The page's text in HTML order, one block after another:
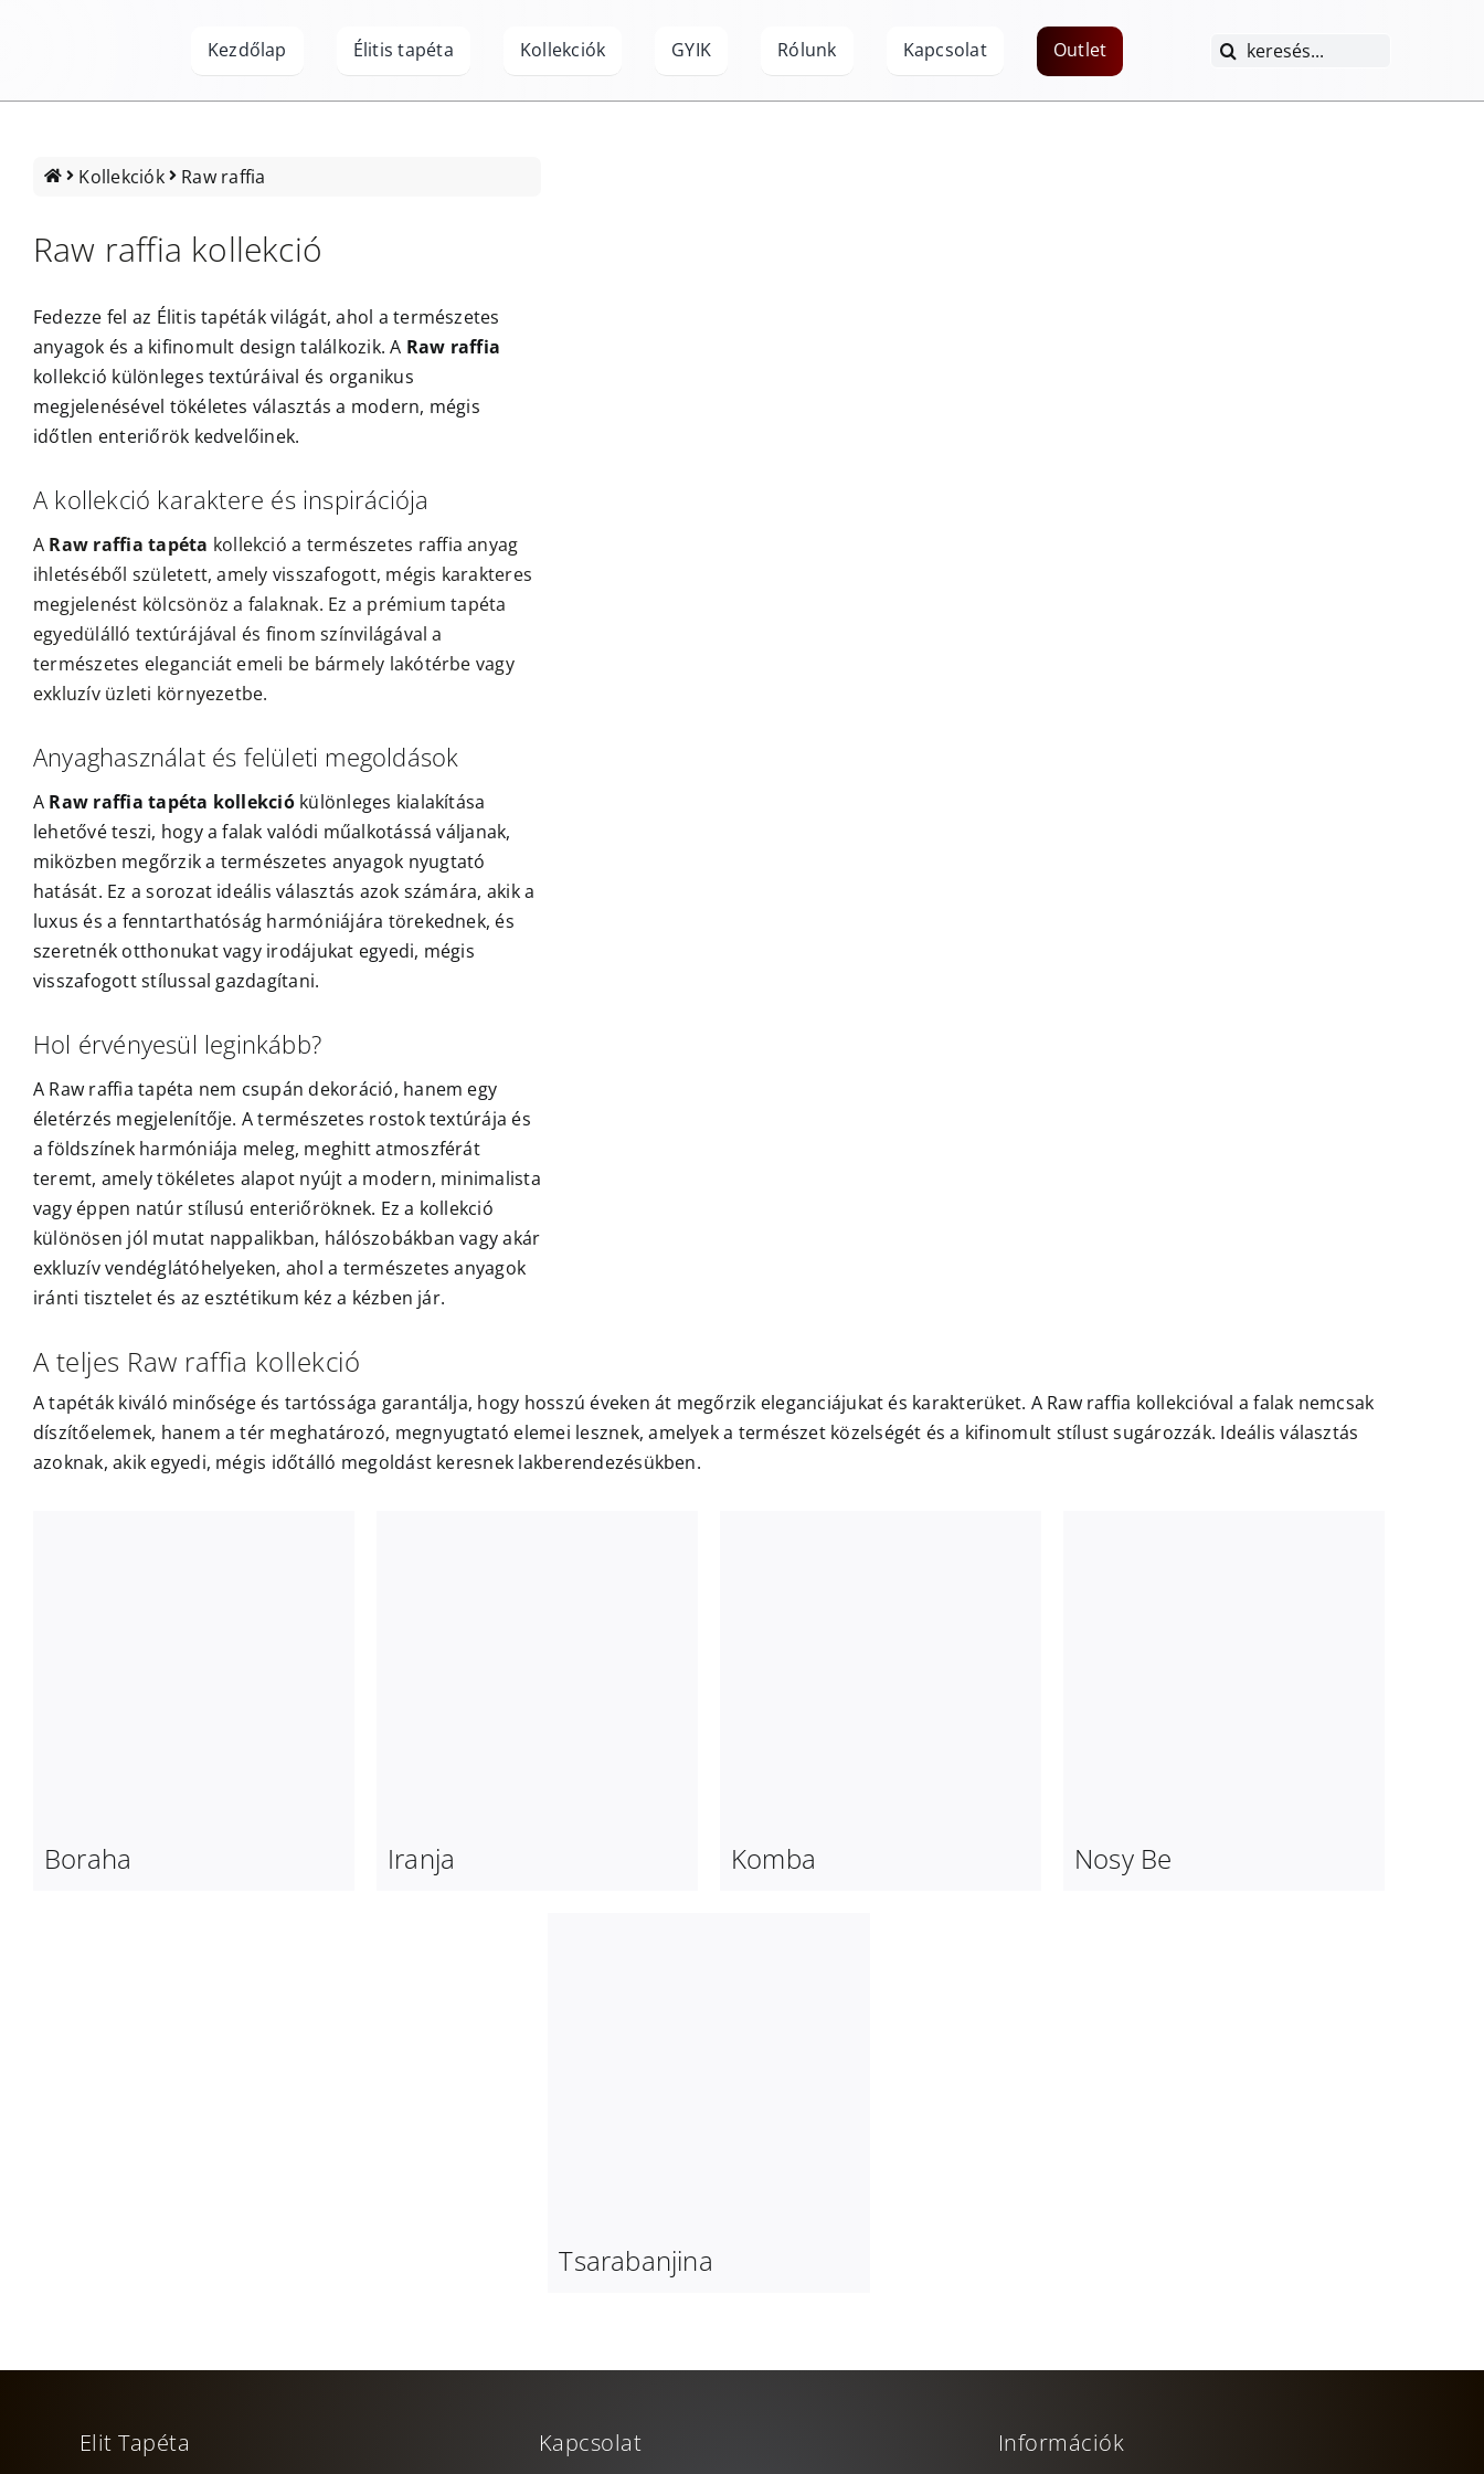
Kezdőlap
Élitis tapéta Kollekciók GYIK Rólunk Kapcsolat Outlet Keresés...
Kollekciók Raw raffia
Raw raffia kollekció
Fedezze fel az Élitis tapétákvilágát, ahol a természetes
anyagok és a kifinomult design találkozik. A Raw raffia
kollekció különleges textúráival és organikus
megjelenésével tökéletes választás a modern, mégis
időtlen enteriőrök kedvelőinek.
A kollekció karaktere és inspirációja
A Raw raffia tapéta kollekció a természetes raffia anyag
ihletéséből született, amely visszafogott, mégis karakteres
megjelenést kölcsönöz a falaknak. Ez a prémium tapéta
egyedülálló textúrájával és finom színvilágával a
természetes eleganciát emeli be bármely lakótérbe vagy
exkluzív üzleti környezetbe.
Anyaghasználat és felületi megoldások
A Raw raffia tapéta kollekciókülönleges kialakítása
lehetővé teszi, hogy a falak valódi műalkotássá váljanak,
miközben megőrzik a természetes anyagok nyugtató
hatását. Ez a sorozat ideális választás azok számára, akik a
luxus és a fenntarthatóság harmóniájára törekednek, és
szeretnék otthonukat vagy irodájukat egyedi, mégis
visszafogott stílussal gazdagítani.
Hol érvényesül leginkább?
A Raw raffia tapéta nem csupán dekoráció, hanem egy
életérzés megjelenítője. A természetes rostok textúrája és
a földszínek harmóniája meleg, meghitt atmoszférát
teremt, amely tökéletes alapot nyújt a modern, minimalista
vagy éppen natúr stílusú enteriőröknek. Ez a kollekció
különösen jól mutat nappalikban, hálószobákban vagy akár
exkluzív vendéglátóhelyeken, ahol a természetes anyagok
iránti tisztelet és az esztétikum kéz a kézben jár.
A teljes Raw raffia kollekció
A tapéták kiváló minősége és tartóssága garantálja, hogy hosszú éveken át megőrzik eleganciájukat és karakterüket. A Raw raffia kollekcióval a falak nemcsak
díszítőelemek, hanem a tér meghatározó, megnyugtató elemei lesznek, amelyek a természet közelségét és a kifinomult stílust sugározzák. Ideális választás
azoknak, akik egyedi, mégis időtálló megoldást keresnek lakberendezésükben.
Boraha Iranja Komba Nosy Be
Tsarabanjina
Elit Tapéta Kapcsolat Információk